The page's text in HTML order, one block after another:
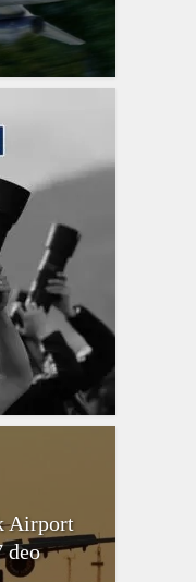
Airport
deo